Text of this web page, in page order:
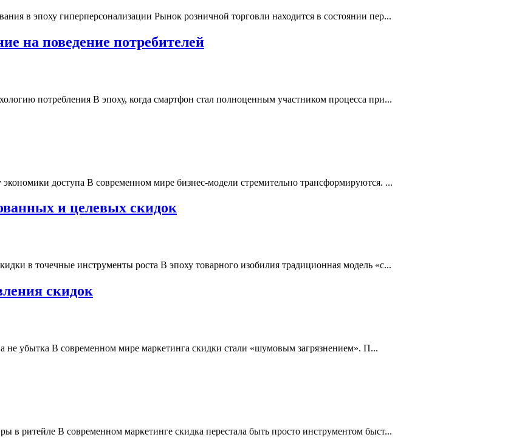
в эпоху гиперперсонализации Рынок розничной торговли находится в состоянии пер...
на поведение потребителей
потребления В эпоху, когда смартфон стал полноценным участником процесса при...
доступа В современном мире бизнес-модели стремительно трансформируются. ...
и целевых скидок
в точечные инструменты роста В эпоху товарного изобилия традиционная модель «с...
скидок
не убытка В современном мире маркетинга скидки стали «шумовым загрязнением». П...
ритейле В современном маркетинге скидка перестала быть просто инструментом быст...